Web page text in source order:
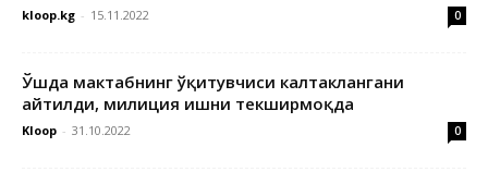
kloop.kg - 15.11.2022 0
Ўшда мактабнинг ўқитувчиси калтаклангани
айтилди, милиция ишни текширмоқда
Kloop - 31.10.2022 0